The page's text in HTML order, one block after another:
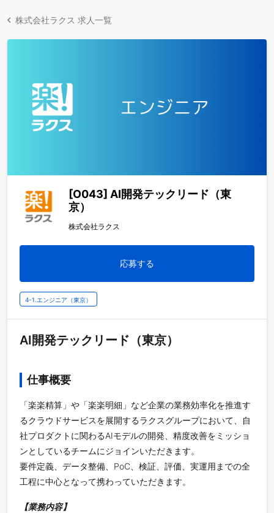
株式会社ラクス 求人一覧
[O043] AI開発テックリード（東
京）
株式会社ラクス
応募する
4-1.エンジニア（東京）
AI開発テックリード（東京）
仕事概要
「楽楽精算」や「楽楽明細」など企業の業務効率化を推進す
るクラウドサービスを展開するラクスグループにおいて、自
社プロダクトに関わるAIモデルの開発、精度改善をミッショ
ンとしているチームにジョインいただきます。
要件定義、データ整備、PoC、検証、評価、実運用までの全
工程に中心となって携わっていただきます。
【業務内容】